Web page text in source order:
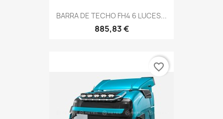
BARRA DE TECHO FH4 6 LUCES...
885,83 €
favorite_border